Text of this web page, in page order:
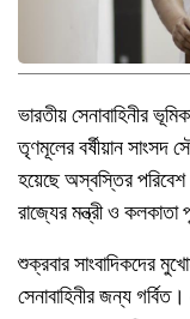
ভারতীয় সেনাবাহিনীর
তৃণমূলের বর্ষীয়ান সাংসদ
হয়েছে অস্বস্তির
রাজ্যের মন্ত্রী ও কলকাতা
শুক্রবার সাংবাদিকদের
সেনাবাহিনীর জন্য